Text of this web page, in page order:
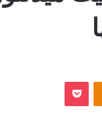
Odnoklassniki
‫Pocket